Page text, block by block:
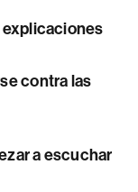
explicaciones
contra las
a escuchar